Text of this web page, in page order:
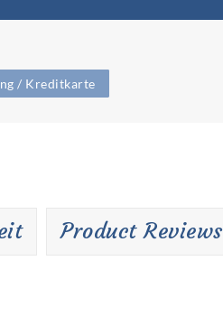
/ Kreditkarte
Product Reviews